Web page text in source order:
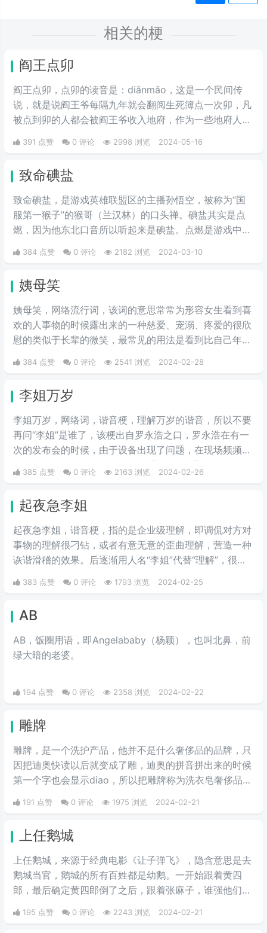
相关的梗
阎王点卯
阎王点卯，点卯的读音是：diǎnmǎo，这是一个民间传
说，就是说阎王爷每隔九年就会翻阅生死簿点一次卯，凡
被点到卯的人都会被阎王爷收入地府，作为一些地府人
员。在地府报道上，最近被大家用视频的形式完美的演绎
了出来。
391 点赞 0 评论 2998 浏览 2024-05-16
致命碘盐
致命碘盐，是游戏英雄联盟区的主播孙悟空，被称为“国
服第一猴子”的猴哥（兰汉林）的口头禅。碘盐其实是点
燃，因为他东北口音所以听起来是碘盐。点燃是游戏中的
一个召唤师技能，可以对对面造成伤害。
384 点赞 0 评论 2182 浏览 2024-03-10
姨母笑
姨母笑，网络流行词，该词的意思常常为形容女生看到喜
欢的人事物的时候露出来的一种慈爱、宠溺、疼爱的很欣
慰的类似于长辈的微笑，最常见的用法是看到比自己年轻
的男爱豆时露出的花痴笑来，对方很可爱很招人喜欢。简
单说来就是当花痴女‌‌‌‌‌‌生看到小鲜肉爱豆时露出的贪婪宠
年长。
384 点赞 0 评论 2541 浏览 2024-02-28
李姐万岁
李姐万岁，网络词，谐音梗，理解万岁的谐音，所以不要
再问“李姐”是谁了，该梗出自罗永浩之口，罗永浩在有一
次的发布会的时候，由于设备出现了问题，在现场频频出
错，满头大汗的罗永浩不断地说【李姐万岁】来缓解尴
尬，然后被一些锤子的粉丝疯狂传播。疯狂复读，每每出
可以说相当沙雕了，哈哈哈哈哈哈哈哈哈。
385 点赞 0 评论 2163 浏览 2024-02-26
起夜急李姐
起夜急李姐，谐音梗，指的是企业级理解，即调侃对方对
事物的理解很刁钻，或者有意无意的歪曲理解，营造一种
诙谐滑稽的效果。后逐渐用人名“李姐”代替“理解”，很有
383 点赞 0 评论 1793 浏览 2024-02-25
AB
AB，饭圈用语，即Angelababy（杨颖），也叫北鼻，前
绿大暗的老婆。​
194 点赞 0 评论 2358 浏览 2024-02-22
雕牌
雕牌，是一个洗护产品，他并不是什么奢侈品的品牌，只
因把迪奥快读以后就变成了雕，迪奥的拼音拼出来的时候
第一个字也会显示diao，所以把雕牌称为洗衣皂奢侈品品
牌，Dior一直是华贵和高雅的代名词，这是恶搞的叫法，
因为迪奥的拼音diao和雕相同，另外也讽刺迪奥的衣服越
191 点赞 0 评论 1975 浏览 2024-02-21
上任鹅城
上任鹅城，来‌‌‌‌‌‌‌‌‌源于经典电影《让子弹飞》，隐含意思是去
鹅城当官，鹅城的所有百姓都是幼鹅。一开始跟着黄四
郎，最后确定黄四郎倒了之后，跟着张麻子，谁强他们跟
195 点赞 0 评论 2243 浏览 2024-02-21